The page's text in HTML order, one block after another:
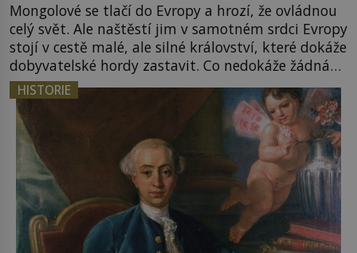
Mongolové se tlačí do Evropy a hrozí, že ovládnou
celý svět. Ale naštěstí jim v samotném srdci Evropy
stojí v cestě malé, ale silné království, které dokáže
dobyvatelské hordy zastavit. Co nedokáže žádná
z asijských říší, co nedokážou Němci – to dokáže
český král. Nebo že by ne? Mongolové od roku 1223
postupují podél Kaspického a Azovského moře, […]
HISTORIE